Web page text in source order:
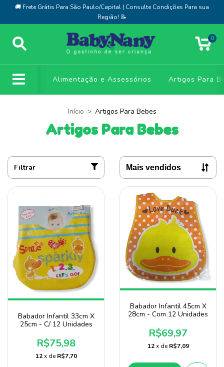
🚚 Frete Grátis Para São Paulo/Capital | Consulte Condições Para sua
Região! 📝
0
Alimentação e Assessórios Artigos Para
Início > Artigos Para Bebes
Artigos Para Bebes
Filtrar
Babador Infantil 33cm X
25cm - C/ 12 Unidades
R$75,98
12 x deR$7,70
Babador Infantil 45cm X
28cm - Com 12 Unidades
R$69,97
12 x deR$7,09